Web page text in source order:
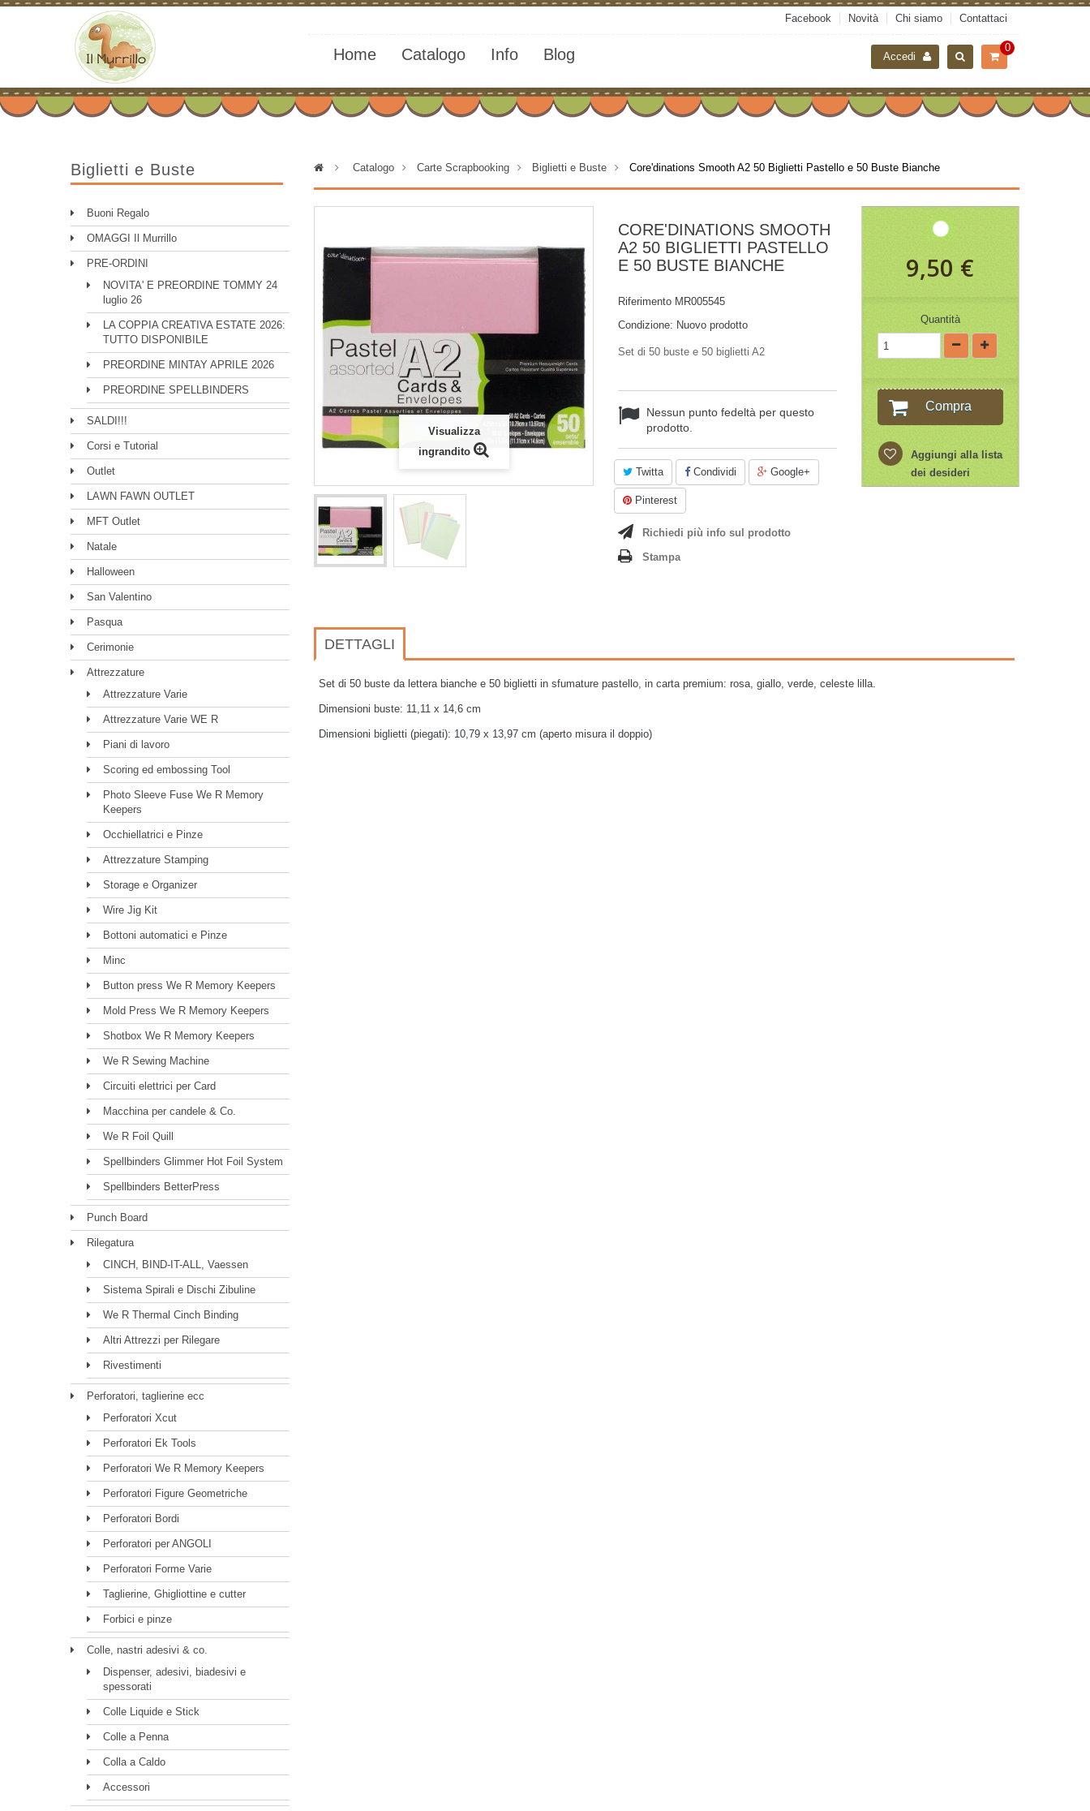
Facebook Novità Chi siamo Contattaci
0
Home Catalogo Info Blog Accedi
Biglietti e Buste
Buoni Regalo
OMAGGI Il Murrillo
PRE-ORDINI
NOVITA' E PREORDINE TOMMY 24
luglio 26
LA COPPIA CREATIVA ESTATE 2026:
TUTTO DISPONIBILE
PREORDINE MINTAY APRILE 2026
PREORDINE SPELLBINDERS
SALDI!!!
Corsi e Tutorial
Outlet
LAWN FAWN OUTLET
MFT Outlet
Natale
Halloween
San Valentino
Pasqua
Cerimonie
Attrezzature
Attrezzature Varie
Attrezzature Varie WE R
Piani di lavoro
Scoring ed embossing Tool
Photo Sleeve Fuse We R Memory
Keepers
Occhiellatrici e Pinze
Attrezzature Stamping
Storage e Organizer
Wire Jig Kit
Bottoni automatici e Pinze
Minc
Button press We R Memory Keepers
Mold Press We R Memory Keepers
Shotbox We R Memory Keepers
We R Sewing Machine
Circuiti elettrici per Card
Macchina per candele & Co.
We R Foil Quill
Spellbinders Glimmer Hot Foil System
Spellbinders BetterPress
Punch Board
Rilegatura
CINCH, BIND-IT-ALL, Vaessen
Sistema Spirali e Dischi Zibuline
We R Thermal Cinch Binding
Altri Attrezzi per Rilegare
Rivestimenti
Perforatori, taglierine ecc
Perforatori Xcut
Perforatori Ek Tools
Perforatori We R Memory Keepers
Perforatori Figure Geometriche
Perforatori Bordi
Perforatori per ANGOLI
Perforatori Forme Varie
Taglierine, Ghigliottine e cutter
Forbici e pinze
Colle, nastri adesivi & co.
Dispenser, adesivi, biadesivi e
spessorati
Colle Liquide e Stick
Colle a Penna
Colla a Caldo
Accessori
> Catalogo > Carte Scrapbooking > Biglietti e Buste > Core'dinations Smooth A2 50 Biglietti Pastello e 50 Buste Bianche
Visualizza
ingrandito
CORE'DINATIONS SMOOTH
A2 50 BIGLIETTI PASTELLO
E 50 BUSTE BIANCHE
Riferimento MR005545
Condizione: Nuovo prodotto
Set di 50 buste e 50 biglietti A2
Nessun punto fedeltà per questo
prodotto.
Twitta Condividi Google+
Pinterest
Richiedi più info sul prodotto
Stampa
9,50 €
Quantità
Compra
Aggiungi alla lista
dei desideri
DETTAGLI
Set di 50 buste da lettera bianche e 50 biglietti in sfumature pastello, in carta premium: rosa, giallo, verde, celeste lilla.
Dimensioni buste: 11,11 x 14,6 cm
Dimensioni biglietti (piegati): 10,79 x 13,97 cm (aperto misura il doppio)